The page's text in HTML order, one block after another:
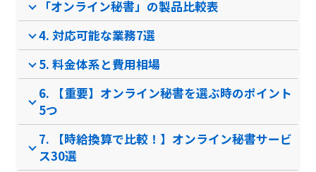
推奨環境
サポート
PCブラウザ
ンブラウザ
電話 / メール / チャット
ンブラウザ
電話 / メール /
チャット
「オンライン秘書」の製品比較表
4. 対応可能な業務7選
5. 料金体系と費用相場
6. 【重要】オンライン秘書を選ぶ時のポイント
5つ
7. 【時給換算で比較！】オンライン秘書サービ
ス30選